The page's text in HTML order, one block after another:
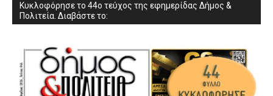
Κυκλοφόρησε το 44ο τεύχος της εφημερίδας Δήμος &
Πολιτεία. Διαβάστε το: